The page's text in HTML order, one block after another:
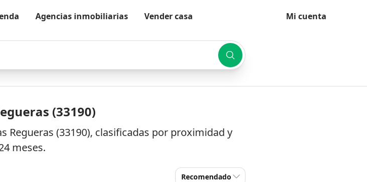
Agencias inmobiliarias Vender casa Mi cuenta
(33190)
Regueras (33190), clasificadas por proximidad y
meses.
Recomendado